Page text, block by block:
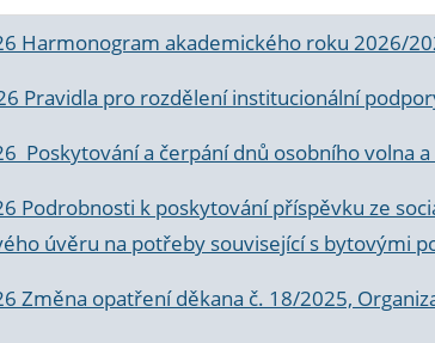
Harmonogram akademického roku 2026/
Pravidla pro rozdělení institucionální
Poskytování a čerpání dnů osobního volna
Podrobnosti k poskytování příspěvku ze
úvěru na potřeby související s bytovými
Změna opatření děkana č. 18/2025,